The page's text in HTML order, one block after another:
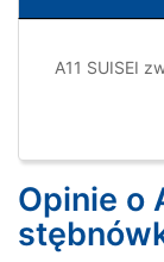
A11 SUISEI
Opinie o